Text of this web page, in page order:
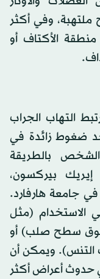
وفي أكثر
الأكتاف أو
التهاب الجراب
ضغوط زائدة في
بالطريقة
إيريك بيركسون،
جامعة هارفارد.
الاستخدام (مثل
فوق سطح صلب) أو
التنس). ويمكن أن
حدوث أعراض أكثر